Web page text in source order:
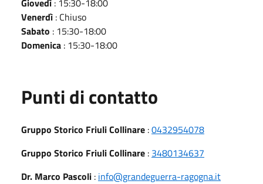
Venerdì : Chiuso
Sabato : 15:30-18:00
Domenica : 15:30-18:00
Punti di contatto
Gruppo Storico Friuli Collinare :0432954078
Gruppo Storico Friuli Collinare : 3480134637
Dr. Marco Pascoli : info@grandeguerra-ragogna.it